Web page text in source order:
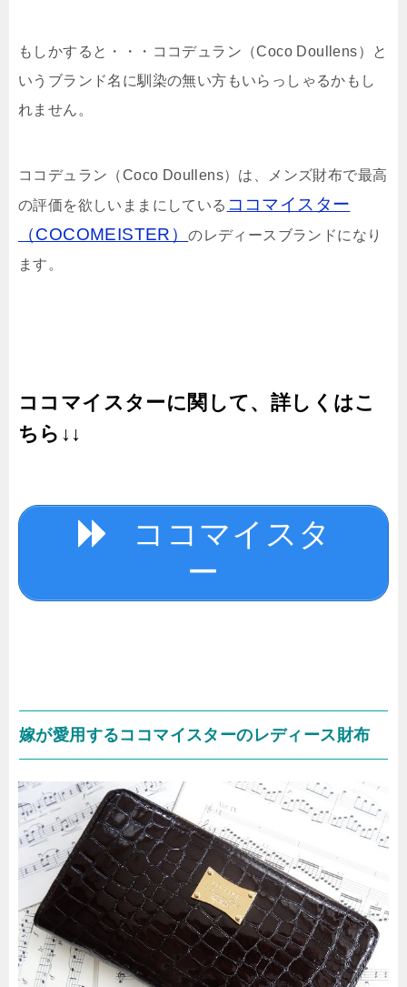
もしかすると・・・ココデュラン（Coco Doullens）と
いうブランド名に馴染の無い方もいらっしゃるかもし
れません。
ココデュラン（Coco Doullens）は、メンズ財布で最高
の評価を欲しいままにしている ココマイスター
（COCOMEISTER）のレディースブランドになり
ます。
ココマイスターに関して、詳しくはこ
ちら↓↓
ココマイスタ
ー
嫁が愛用するココマイスターのレディース財布